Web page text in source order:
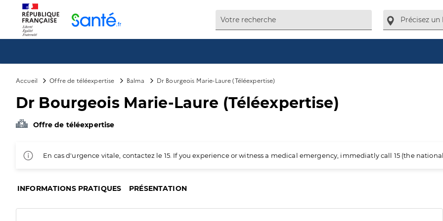
Accueil Offre de téléexpertise Balma Dr Bourgeois Marie-Laure (Téléexpertise)
Dr Bourgeois Marie-Laure (Téléexpertise)
Offre de téléexpertise
En cas d'urgence vitale, contactez le 15. If you experience or witness a medical emergency, immediatly call 15 (the
INFORMATIONS PRATIQUES PRÉSENTATION
Panneau de gestion des cookies